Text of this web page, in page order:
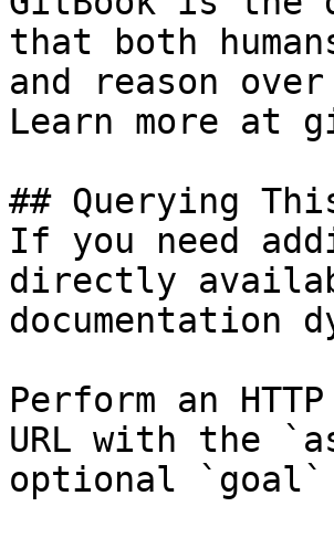
that both
and reason
Learn more at
## Querying
If you need
directly
documentation
Perform an
URL with the
optional `goal`